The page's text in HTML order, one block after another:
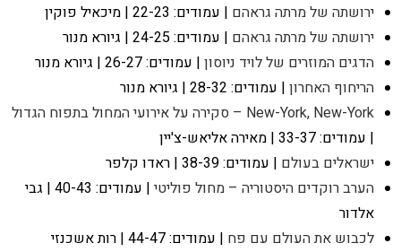
ירושתה של מרתה גראהם | עמודים: 22-23 | מיכאיל פוקין
ירושתה של מרתה גראהם | עמודים: 24-25 | גיורא מנור
הדגים המוזרים של לויד ניוסון | עמודים: 26-27 | גיורא מנור
הריחוף האחרון | עמודים: 28-32 | גיורא מנור
New-York, New-York – סקירה על אירועי המחול בתפוח הגדול
| עמודים: 33-37 | מאירה אליאש-צ'יין
ישראלים בעולם | עמודים: 38-39 | ראדו קלפר
הערב רוקדים היסטוריה – מחול פוליטי
| עמודים: 40-43 | גבי
אלדור
לכבוש את העולם עם פח | עמודים: 44-47 | רות אשכנזי